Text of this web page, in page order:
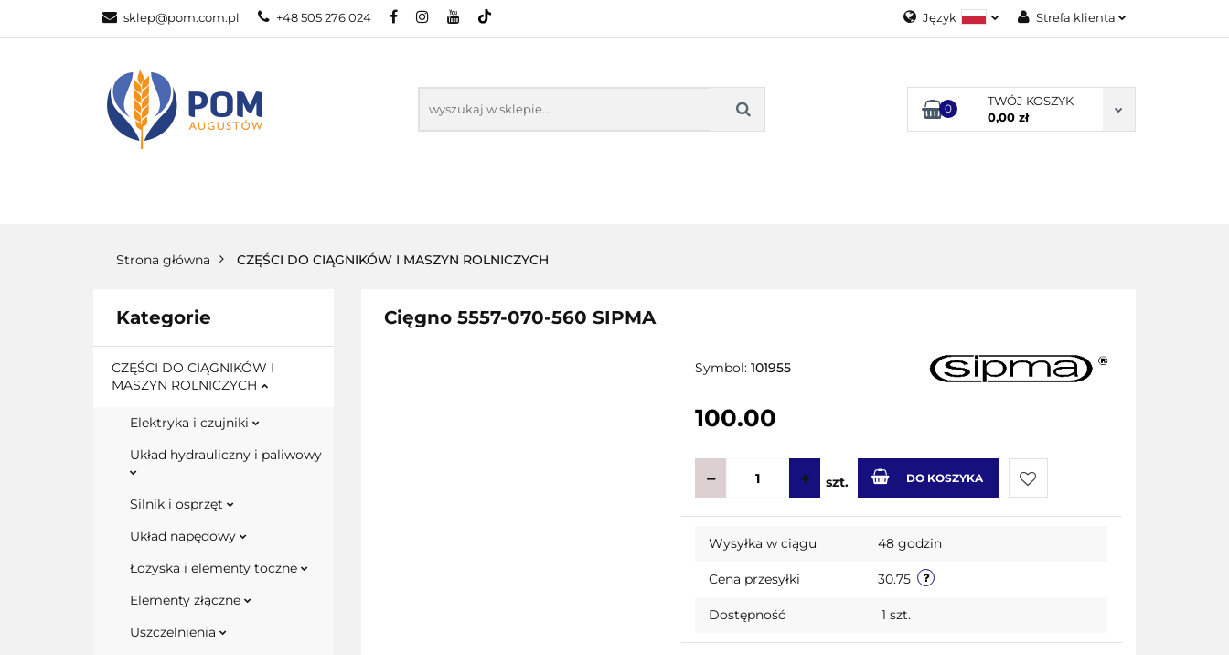
sklep@pom.com.pl +48 505 276 024 Język
English
Strefa klienta
Załóż konto
Dodaj zgłoszenie
0
TWÓJ KOSZYK
0,00 zł
Strona główna CZĘŚCI DO CIĄGNIKÓW I MASZYN ROLNICZYCH
Kategorie
CZĘŚCI DO CIĄGNIKÓW I
MASZYN ROLNICZYCH
Elektryka i czujniki
Układ hydrauliczny i paliwowy
Silnik i osprzęt
Układ napędowy
Łożyska i elementy toczne
Elementy złączne
Uszczelnienia
Cięgno 5557-070-560 SIPMA
Symbol:101955
100.00
szt. DO KOSZYKA
Do
Wysyłka w ciągu 48 godzin
Cena przesyłki 30.75
Dostępność 1 szt.